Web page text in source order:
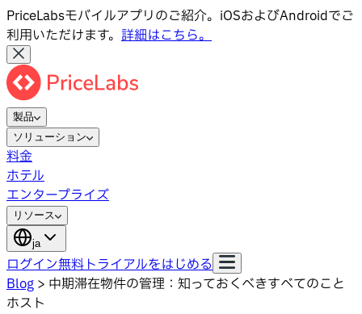
PriceLabsモバイルアプリのご紹介。iOSおよびAndroidでご
利用いただけます。 詳細はこちら。
製品
ソリューション
料金
ホテル
エンタープライズ
リソース
ja
ログイン無料トライアルをはじめる
Blog > 中期滞在物件の管理：知っておくべきすべてのこと
ホスト